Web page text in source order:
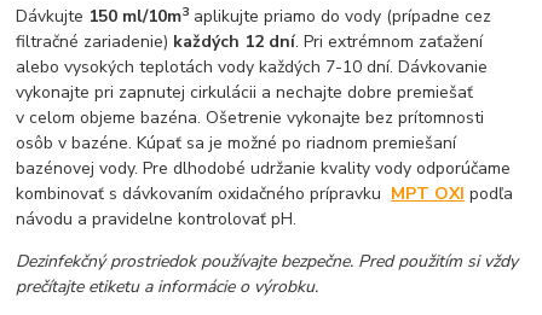
Dávkujte 150 ml/10m3 aplikujte priamo do vody (prípadne cez
filtračné zariadenie) každých 12 dní. Pri extrémnom zaťažení
alebo vysokých teplotách vody každých 7-10 dní. Dávkovanie
vykonajte pri zapnutej cirkulácii a nechajte dobre premiešať
v celom objeme bazéna. Ošetrenie vykonajte bez prítomnosti
osôb v bazéne. Kúpať sa je možné po riadnom premiešaní
bazénovej vody. Pre dlhodobé udržanie kvality vody odporúčame
kombinovať s dávkovaním oxidačného prípravku MPT OXI podľa
návodu a pravidelne kontrolovať pH.
Dezinfekčný prostriedok používajte bezpečne. Pred použitím si vždy
prečítajte etiketu a informácie o výrobku.